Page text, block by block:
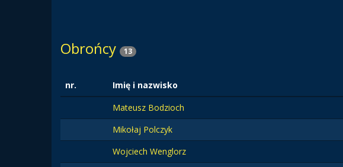
Obrońcy 13
nr. Imię i nazwisko
Mateusz Bodzioch
Mikołaj Polczyk
Wojciech Wenglorz